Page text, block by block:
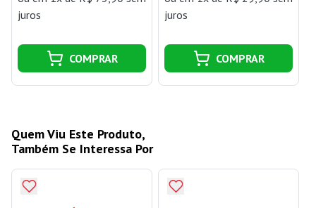
juros
COMPRAR
juros
COMPRAR
Quem Viu Este Produto,
Também Se Interessa Por